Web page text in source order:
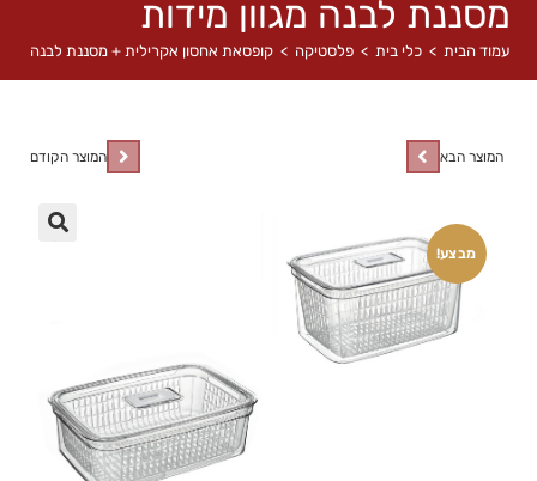
מסננת לבנה מגוון מידות
עמוד הבית > כלי בית > פלסטיקה > קופסאת אחסון אקרילית + מסננת לבנה
מבצע!
המוצר הקודם המוצר הבא